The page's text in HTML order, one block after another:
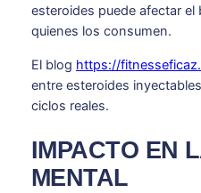
esteroides puede afectar
quienes los consumen.
El blog https://
entre esteroides
ciclos reales.
IMPACTO EN
MENTAL